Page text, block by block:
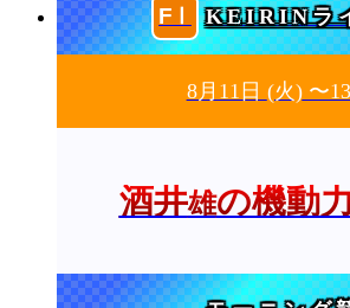
KEIRINラ
8月11日 (火)〜
酒井雄の機動